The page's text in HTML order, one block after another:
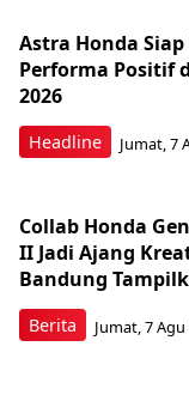
Headline
Astra Honda
Performa Positif
2026
Jumat, 7
Berita
Collab Honda
II Jadi Ajang
Bandung
Jumat, 7 Agu